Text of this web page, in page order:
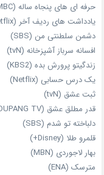
حرفه‌ ای‌ های پنجاه‌ ساله (MBC)
یادداشت‌ های ردیف آخر (Netflix)
دشمن سلطنتی من (SBS)
افسانه سرباز آشپزخانه (tvN)
زندگیتو پرورش بده (KBS2)
یک درس حسابی (Netflix)
ثبت عشق (tvN)
قدر مطلق عشق (COUPANG TV)
دلباخته تو شدم (SBS)
قلمرو طلا (Disney+)
بهار لاجوردی (MBN)
مترسک (ENA)